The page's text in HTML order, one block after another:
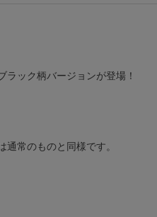
ック柄バージョンが登場！
常のものと同様です。